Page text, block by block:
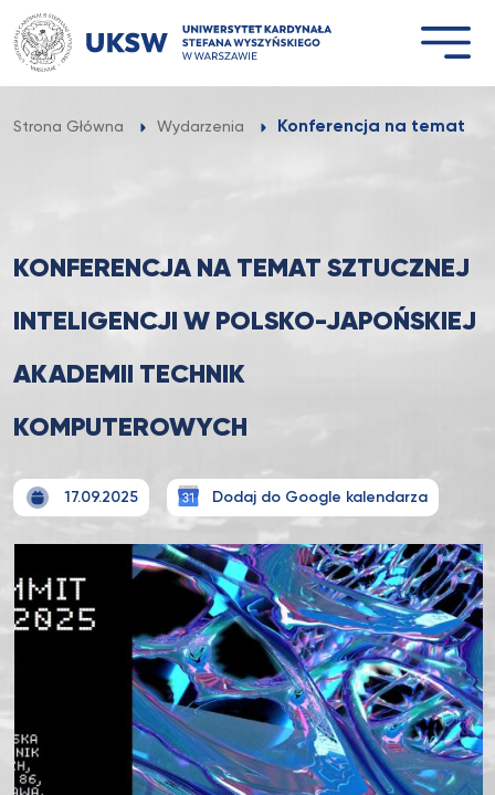
Przejdź
do
treści
Strona Główna Wydarzenia Konferencja na temat
KONFERENCJA NA TEMAT SZTUCZNEJ
INTELIGENCJI W POLSKO-JAPOŃSKIEJ
AKADEMII TECHNIK
KOMPUTEROWYCH
17.09.2025 Dodaj do Google kalendarza